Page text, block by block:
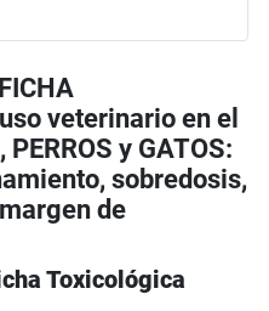
veterinario en el
y GATOS:
sobredosis,
de
Toxicológica